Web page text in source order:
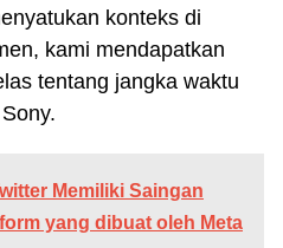
konteks di
kami mendapatkan
tentang jangka waktu
Memiliki Saingan
yang dibuat oleh Meta